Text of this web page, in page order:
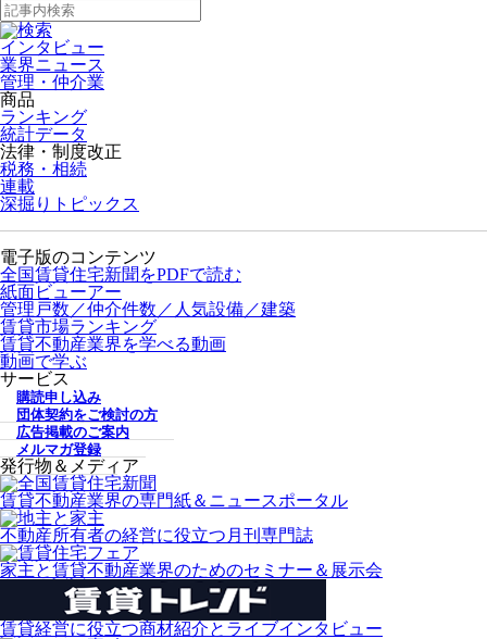
インタビュー
業界ニュース
管理・仲介業
商品
ランキング
統計データ
法律・制度改正
税務・相続
連載
深掘りトピックス
電子版のコンテンツ
全国賃貸住宅新聞をPDFで読む
紙面ビューアー
管理戸数／仲介件数／人気設備／建築
賃貸市場ランキング
賃貸不動産業界を学べる動画
動画で学ぶ
サービス
購読申し込み
団体契約をご検討の方
広告掲載のご案内
メルマガ登録
発行物＆メディア
賃貸不動産業界の専門紙＆ニュースポータル
不動産所有者の経営に役立つ月刊専門誌
家主と賃貸不動産業界のためのセミナー＆展示会
賃貸経営に役立つ商材紹介とライブインタビュー